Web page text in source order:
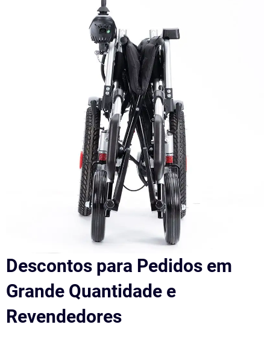
Descontos para Pedidos em
Grande Quantidade e
Revendedores